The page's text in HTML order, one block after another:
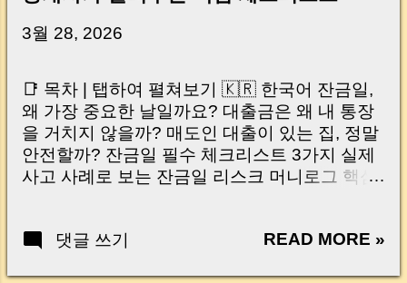
3월 28, 2026
📑 목차 | 탭하여 펼쳐보기 🇰🇷 한국어 잔금일,
왜 가장 중요한 날일까요? 대출금은 왜 내 통장
을 거치지 않을까? 매도인 대출이 있는 집, 정말
안전할까? 잔금일 필수 체크리스트 3가지 실제
사고 사례로 보는 잔금일 리스크 머니로그 핵심
Your Account Is It Safe If the Seller Has a
댓글 쓰기 READ MORE »